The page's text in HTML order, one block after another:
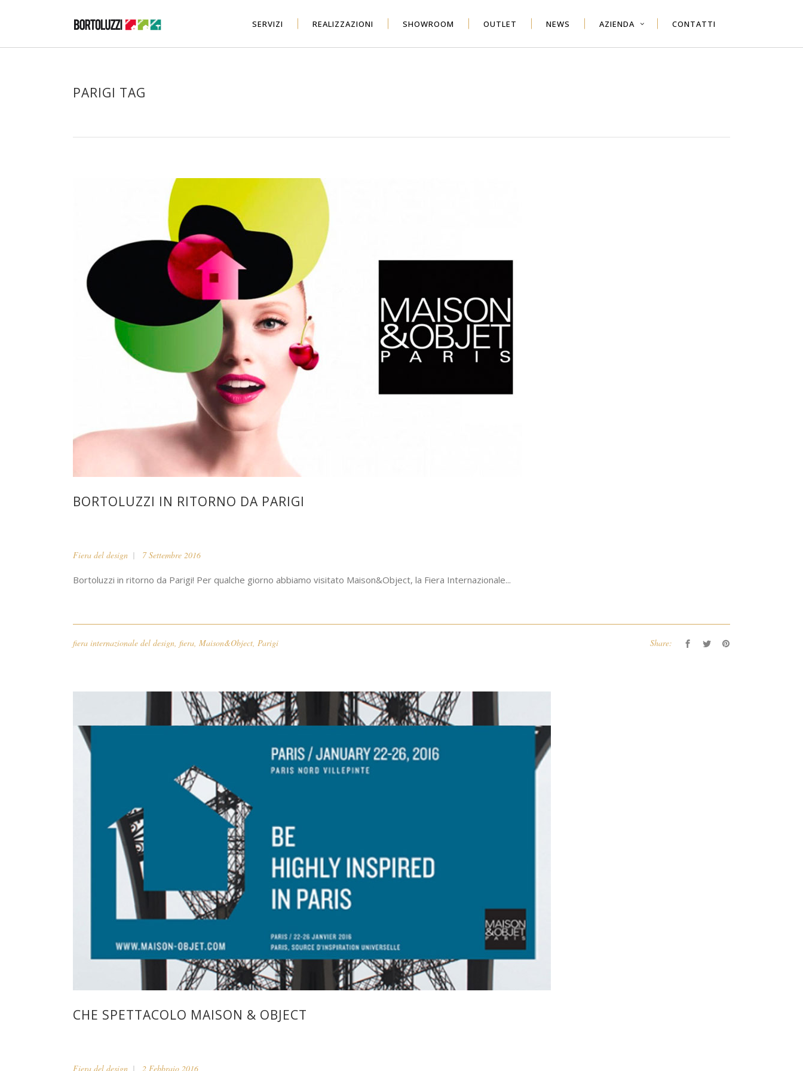
SERVIZI REALIZZAZIONI SHOWROOM OUTLET NEWS AZIENDA CONTATTI
PARIGI TAG
BORTOLUZZI IN RITORNO DA PARIGI
Fiera del design 7 Settembre 2016
Bortoluzzi in ritorno da Parigi! Per qualche giorno abbiamo visitato Maison&Object, la Fiera Internazionale...
fiera internazionale del design, fiera, Maison&Object, Parigi Share:
CHE SPETTACOLO MAISON & OBJECT
Fiera del design 2 Febbraio 2016